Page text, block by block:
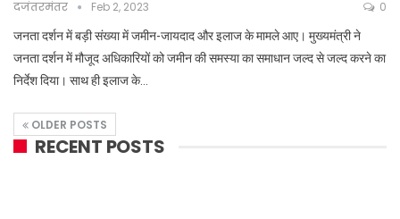
दजंतरमंतर Feb 2, 2023 0
जनता दर्शन में बड़ी संख्या में जमीन-जायदाद और इलाज के मामले आए। मुख्यमंत्री ने
जनता दर्शन में मौजूद अधिकारियों को जमीन की समस्या का समाधान जल्द से जल्द करने का
निर्देश दिया। साथ ही इलाज के…
OLDER POSTS
RECENT POSTS